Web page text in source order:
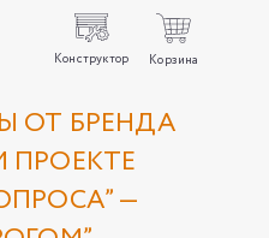
Конструктор Корзина
ОТ БРЕНДА
ПРОЕКТЕ
—